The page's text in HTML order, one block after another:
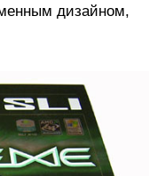
дизайном,